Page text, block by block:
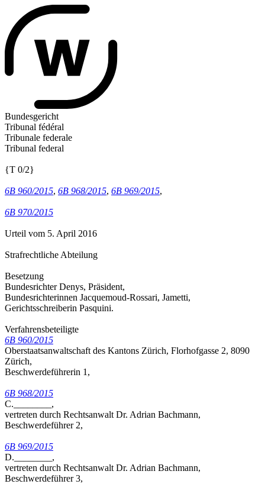
Bundesgericht
Tribunal fédéral
Tribunale federale
Tribunal federal
{T 0/2}
6B 960/2015, 6B 968/2015, 6B 969/2015,
6B 970/2015
Urteil vom 5. April 2016
Strafrechtliche Abteilung
Besetzung
Bundesrichter Denys, Präsident,
Bundesrichterinnen Jacquemoud-Rossari, Jametti,
Gerichtsschreiberin Pasquini.
Verfahrensbeteiligte
6B 960/2015
Oberstaatsanwaltschaft des Kantons Zürich, Florhofgasse 2, 8090
Zürich,
Beschwerdeführerin 1,
6B 968/2015
C.________,
vertreten durch Rechtsanwalt Dr. Adrian Bachmann,
Beschwerdeführer 2,
6B 969/2015
D.________,
vertreten durch Rechtsanwalt Dr. Adrian Bachmann,
Beschwerdeführer 3,